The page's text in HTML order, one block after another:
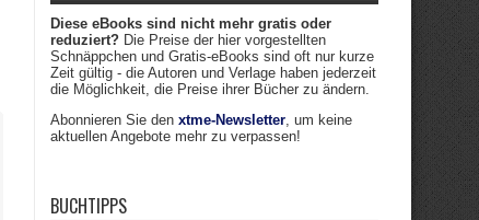
Diese eBooks sind nicht mehr gratis oder
reduziert? Die Preise der hier vorgestellten
Schnäppchen und Gratis-eBooks sind oft nur kurze
Zeit gültig - die Autoren und Verlage haben jederzeit
die Möglichkeit, die Preise ihrer Bücher zu ändern.
Abonnieren Sie den xtme-Newsletter, um keine
aktuellen Angebote mehr zu verpassen!
BUCHTIPPS